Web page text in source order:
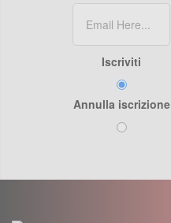
Iscriviti
Annulla iscrizione